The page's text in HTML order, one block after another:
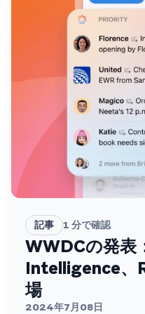
記事 1 分で確認
WWDCの発表
Intelligence、
場
2024年7月08日